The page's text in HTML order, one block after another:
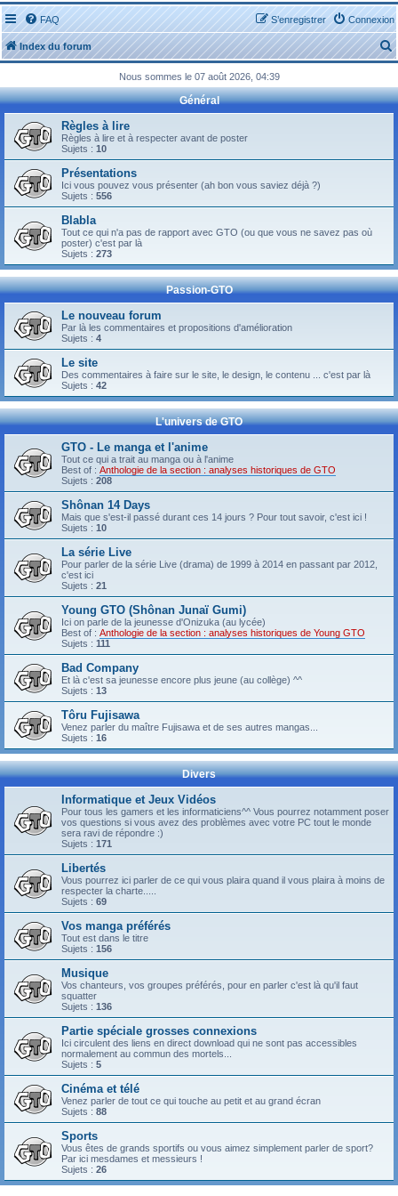
FAQ Connexion
S’enregistrer
Index du forum
e
c
Nous sommes le 07 août 2026, 04:39
Général
Règles à lire
Règles à lire et à respecter avant de poster
Sujets : 10
Présentations
Ici vous pouvez vous présenter (ah bon vous saviez déjà ?)
Sujets : 556
Blabla
Tout ce qui n'a pas de rapport avec GTO (ou que vous ne savez pas où
poster) c'est par là
Sujets : 273
Passion-GTO
Le nouveau forum
Par là les commentaires et propositions d'amélioration
Sujets : 4
Le site
Des commentaires à faire sur le site, le design, le contenu ... c'est par là
Sujets : 42
L'univers de GTO
GTO - Le manga et l'anime
Tout ce qui a trait au manga ou à l'anime
Best of : Anthologie de la section : analyses historiques de GTO
Sujets : 208
Shônan 14 Days
Mais que s'est-il passé durant ces 14 jours ? Pour tout savoir, c'est ici !
Sujets : 10
La série Live
Pour parler de la série Live (drama) de 1999 à 2014 en passant par 2012,
c'est ici
Sujets : 21
Young GTO (Shônan Junaï Gumi)
Ici on parle de la jeunesse d'Onizuka (au lycée)
Best of : Anthologie de la section : analyses historiques de Young GTO
Sujets : 111
Bad Company
Et là c'est sa jeunesse encore plus jeune (au collège) ^^
Sujets : 13
Tôru Fujisawa
Venez parler du maître Fujisawa et de ses autres mangas...
Sujets : 16
Divers
Informatique et Jeux Vidéos
Pour tous les gamers et les informaticiens^^ Vous pourrez notamment poser
vos questions si vous avez des problèmes avec votre PC tout le monde
sera ravi de répondre :)
Sujets : 171
Libertés
Vous pourrez ici parler de ce qui vous plaira quand il vous plaira à moins de
respecter la charte.....
Sujets : 69
Vos manga préférés
Tout est dans le titre
Sujets : 156
Musique
Vos chanteurs, vos groupes préférés, pour en parler c'est là qu'il faut
squatter
Sujets : 136
Partie spéciale grosses connexions
Ici circulent des liens en direct download qui ne sont pas accessibles
normalement au commun des mortels...
Sujets : 5
Cinéma et télé
Venez parler de tout ce qui touche au petit et au grand écran
Sujets : 88
Sports
Vous êtes de grands sportifs ou vous aimez simplement parler de sport?
Par ici mesdames et messieurs !
Sujets : 26